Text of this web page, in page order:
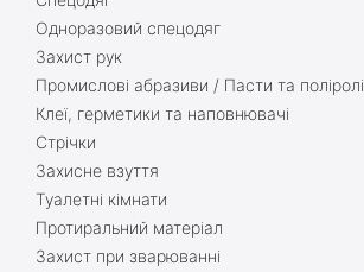
Одноразовий спецодяг
Захист рук
Промислові абразиви / Пасти та поліролі
Клеї, герметики та наповнювачі
Стрічки
Захисне взуття
Туалетні кімнати
Протиральний матеріал
Захист при зварюванні